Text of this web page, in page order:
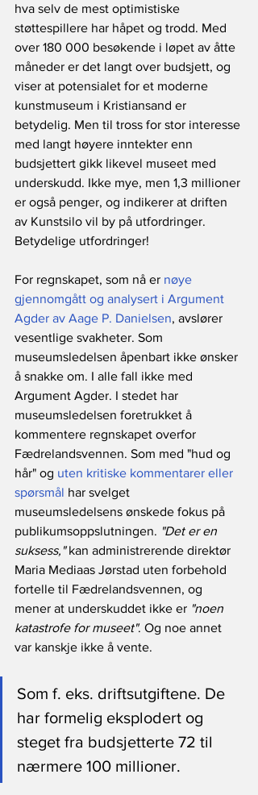
hva selv de mest optimistiske
støttespillere har håpet og trodd. Med
over 180 000 besøkende i løpet av åtte
måneder er det langt over budsjett, og
viser at potensialet for et moderne
kunstmuseum i Kristiansand er
betydelig. Men til tross for stor interesse
med langt høyere inntekter enn
budsjettert gikk likevel museet med
underskudd. Ikke mye, men 1,3 millioner
er også penger, og indikerer at driften
av Kunstsilo vil by på utfordringer.
Betydelige utfordringer!
For regnskapet, som nå er nøye
gjennomgått og analysert i Argument
Agder av Aage P. Danielsen, avslører
vesentlige svakheter. Som
museumsledelsen åpenbart ikke ønsker
å snakke om. I alle fall ikke med
Argument Agder. I stedet har
museumsledelsen foretrukket å
kommentere regnskapet overfor
Fædrelandsvennen. Som med "hud og
hår" og uten kritiske kommentarer eller
spørsmål har svelget
museumsledelsens ønskede fokus på
publikumsoppslutningen. "Det er en
suksess," kan administrerende direktør
Maria Mediaas Jørstad uten forbehold
fortelle til Fædrelandsvennen, og
mener at underskuddet ikke er "noen
katastrofe for museet". Og noe annet
var kanskje ikke å vente.
Som f. eks. driftsutgiftene. De
har formelig eksplodert og
steget fra budsjetterte 72 til
nærmere 100 millioner.